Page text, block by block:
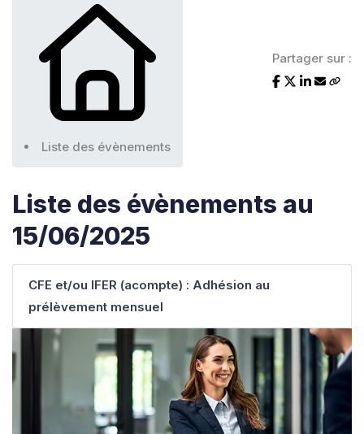
Liste des évènements
Partager sur :
Liste des évènements au
15/06/2025
CFE et/ou IFER (acompte) : Adhésion au
prélèvement mensuel